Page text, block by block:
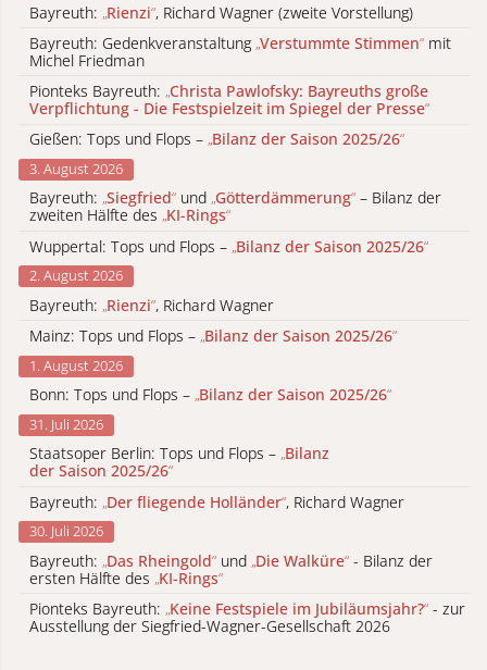
Bayreuth: „Rienzi“, Richard Wagner (zweite Vorstellung)
Bayreuth: Gedenkveranstaltung „Verstummte Stimmen“ mit
Michel Friedman
Pionteks Bayreuth: „Christa Pawlofsky: Bayreuths große
Verpflichtung - Die Festspielzeit im Spiegel der Presse“
Gießen: Tops und Flops – „Bilanz der Saison 2025/26“
3. August 2026
Bayreuth: „Siegfried“ und „Götterdämmerung“ – Bilanz der
zweiten Hälfte des „KI-Rings“
Wuppertal: Tops und Flops – „Bilanz der Saison 2025/26“
2. August 2026
Bayreuth: „Rienzi“, Richard Wagner
Mainz: Tops und Flops – „Bilanz der Saison 2025/26“
1. August 2026
Bonn: Tops und Flops – „Bilanz der Saison 2025/26“
31. Juli 2026
Staatsoper Berlin: Tops und Flops – „Bilanz
der Saison 2025/26“
Bayreuth: „Der fliegende Holländer“, Richard Wagner
30. Juli 2026
Bayreuth: „Das Rheingold“ und „Die Walküre“ - Bilanz der
ersten Hälfte des „KI-Rings“
Pionteks Bayreuth: „Keine Festspiele im Jubiläumsjahr?“ - zur
Ausstellung der Siegfried-Wagner-Gesellschaft 2026